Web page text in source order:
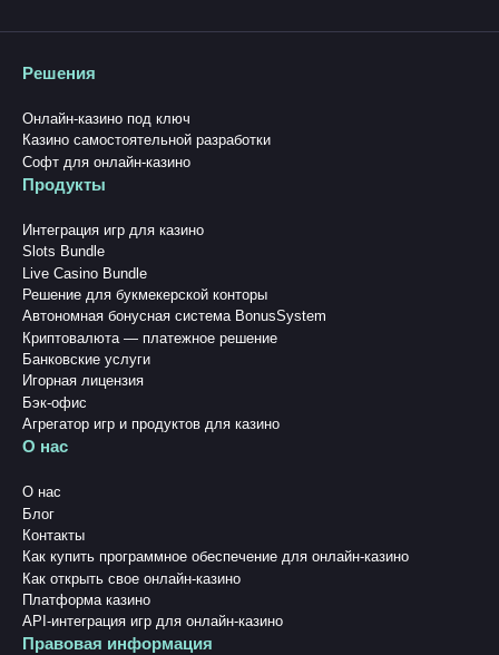
Решения
Онлайн-казино под ключ
Казино самостоятельной разработки
Софт для онлайн-казино
Продукты
Интеграция игр для казино
Slots Bundle
Live Casino Bundle
Решение для букмекерской конторы
Автономная бонусная система BonusSystem
Криптовалюта — платежное решение
Банковские услуги
Игорная лицензия
Бэк-офис
Агрегатор игр и продуктов для казино
О нас
О нас
Блог
Контакты
Как купить программное обеспечение для онлайн-казино
Как открыть свое онлайн-казино
Платформа казино
API-интеграция игр для онлайн-казино
Правовая информация